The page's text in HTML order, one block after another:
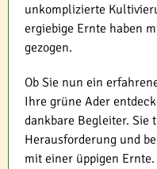
unkomplizierte
ergiebige Ernte haben
gezogen.
Ob Sie nun ein
Ihre grüne Ader
dankbare Begleiter. Sie
Herausforderung und
mit einer üppigen Ernte.